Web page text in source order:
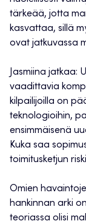
tärkeää, jotta
kasvattaa, sillä
ovat jatkuvassa
Jasmiina jatkaa:
vaadittavia
kilpailijoilla on
teknologioihin,
ensimmäisenä
Kuka saa
toimitusketjun
Omien
hankinnan arki
teoriassa olisi